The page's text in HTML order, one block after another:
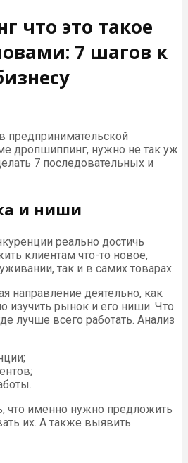
что это такое
7 шагов к
предпринимательской
дропшиппинг, нужно не так уж
7 последовательных и
и ниши
реально достичь
клиентам что-то новое,
так и в самих товарах.
направление деятельно, как
изучить рынок и его ниши. Что
лучше всего работать. Анализ
что именно нужно предложить
их. А также выявить